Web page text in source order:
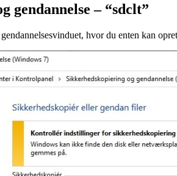
gendannelse – “sdclt”
hvor du enten kan